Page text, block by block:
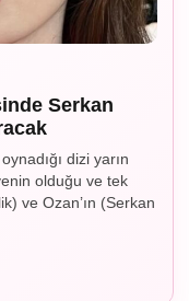
Serkan
dizi yarın
olduğu ve tek
ve Ozan’ın (Serkan